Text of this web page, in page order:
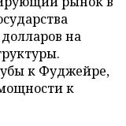
на
к Фуджейре,
к